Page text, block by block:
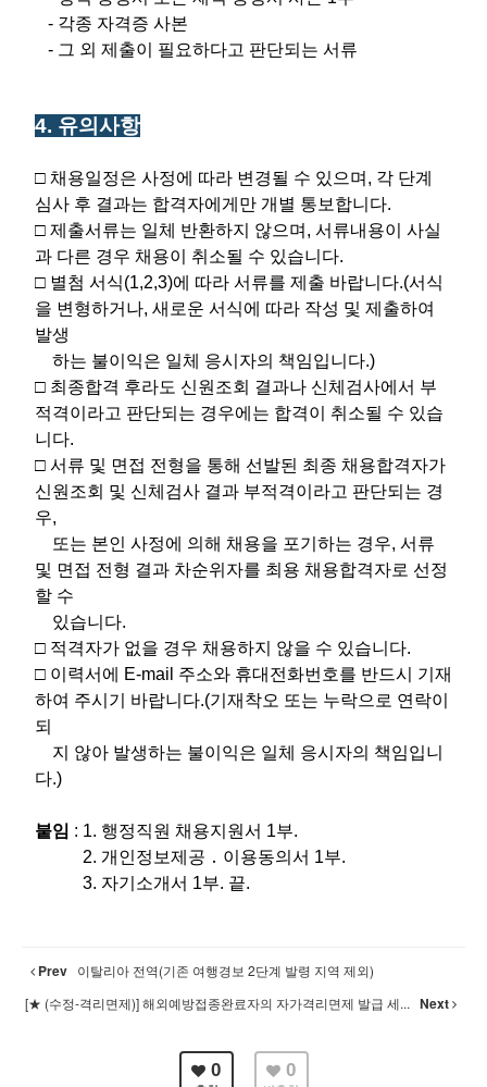
- 각종 자격증 사본
- 그 외 제출이 필요하다고 판단되는 서류
4. 유의사항
□ 채용일정은 사정에 따라 변경될 수 있으며, 각 단계
심사 후 결과는 합격자에게만 개별 통보합니다.
□ 제출서류는 일체 반환하지 않으며, 서류내용이 사실
과 다른 경우 채용이 취소될 수 있습니다.
□ 별첨 서식(1,2,3)에 따라 서류를 제출 바랍니다.(서식
을 변형하거나, 새로운 서식에 따라 작성 및 제출하여
발생
하는 불이익은 일체 응시자의 책임입니다.)
□ 최종합격 후라도 신원조회 결과나 신체검사에서 부
적격이라고 판단되는 경우에는 합격이 취소될 수 있습
니다.
□ 서류 및 면접 전형을 통해 선발된 최종 채용합격자가
신원조회 및 신체검사 결과 부적격이라고 판단되는 경
우,
또는 본인 사정에 의해 채용을 포기하는 경우, 서류
및 면접 전형 결과 차순위자를 최용 채용합격자로 선정
할 수
있습니다.
□ 적격자가 없을 경우 채용하지 않을 수 있습니다.
​□ 이력서에 E-mail 주소와 휴대전화번호를 반드시 기재
하여 주시기 바랍니다.(기재착오 또는 누락으로 연락이
되
지 않아 발생하는 불이익은 일체 응시자의 책임입니
다.)
붙임 : 1. 행정직원 채용지원서 1부.
2. 개인정보제공 ․ 이용동의서 1부.
3. 자기소개서 1부. 끝.
Prev 이탈리아 전역(기존 여행경보 2단계 발령 지역 제외)
[★ (수정-격리면제)] 해외예방접종완료자의 자가격리면제 발급 세... Next
0 0